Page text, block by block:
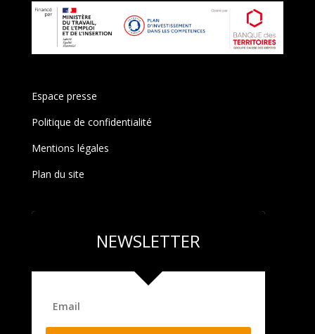
Espace presse
Politique de confidentialité
Mentions légales
Plan du site
NEWSLETTER